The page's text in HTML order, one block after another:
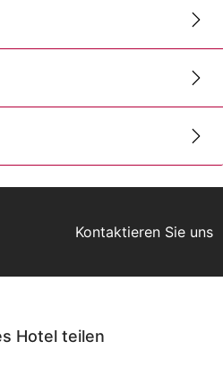
Kontaktieren Sie uns
Hotel teilen